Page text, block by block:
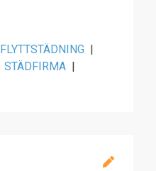
FLYTTSTÄDNING |
STÄDFIRMA |